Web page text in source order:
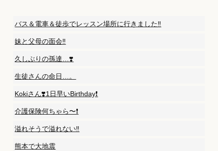
バス＆電車＆徒歩でレッスン場所に行きました‼️
妹と父母の面会‼️
久しぶりの孫達…❣️
生徒さんの命日…。
Kokiさん❣️1日早いBirthday❗️
介護保険何ちゃら〜❗️
溢れそうで溢れない‼️
熊本で大地震